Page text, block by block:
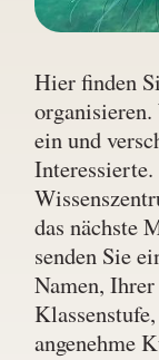
Hier finden
ein und
Interessierte.
das nächste
senden Sie
Namen,
angenehme